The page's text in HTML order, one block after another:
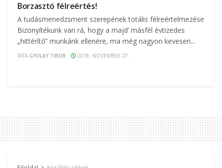
Borzasztó félreértés!
A tudásmenedzsment szerepének totális félreértelmezése
Bizonyítékunk van rá, hogy a majd’ másfél évtizedes
„hittérítő” munkánk ellenére, ma még nagyon kevesen...
ÍRTA GYULAY TIBOR 2018. NOVEMBER 27.